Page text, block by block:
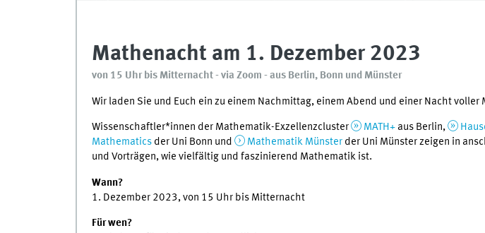
Mathenacht am 1. Dezember 2023
von 15 Uhr bis Mitternacht - via Zoom - aus Berlin, Bonn und Münster
Wir laden Sie und Euch ein zu einem Nachmittag, einem Abend und einer Nacht voller
Wissenschaftler*innen der Mathematik-Exzellenzcluster MATH+aus Berlin,
Mathematicsder Uni Bonn und Mathematik Münsterder Uni Münster zeigen in
und Vorträgen, wie vielfältig und faszinierend Mathematik ist.
Wann?
1. Dezember 2023, von 15 Uhr bis Mitternacht
Für wen?